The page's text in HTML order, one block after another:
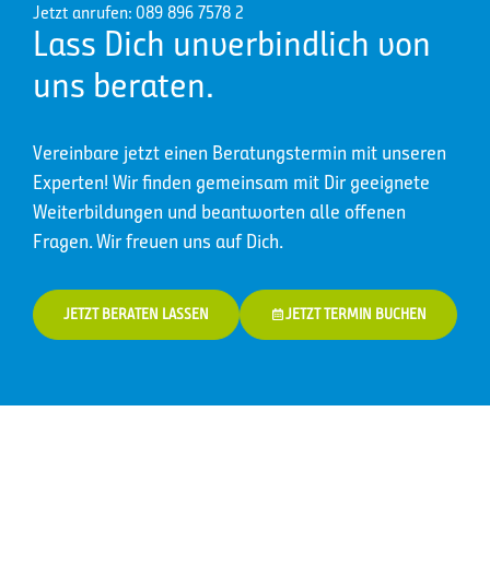
Jetzt anrufen: 089 896 7578 2
Lass Dich unverbindlich von
uns beraten.
Vereinbare jetzt einen Beratungstermin mit unseren
Experten! Wir finden gemeinsam mit Dir geeignete
Weiterbildungen und beantworten alle offenen
Fragen. Wir freuen uns auf Dich.
JETZT BERATEN LASSEN JETZT TERMIN BUCHEN